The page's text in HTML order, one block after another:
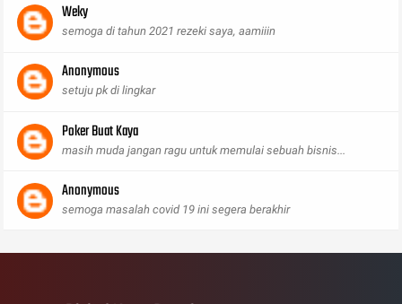
Weky
semoga di tahun 2021 rezeki saya, aamiiin
Anonymous
setuju pk di lingkar
Poker Buat Kaya
masih muda jangan ragu untuk memulai sebuah bisnis...
Anonymous
semoga masalah covid 19 ini segera berakhir